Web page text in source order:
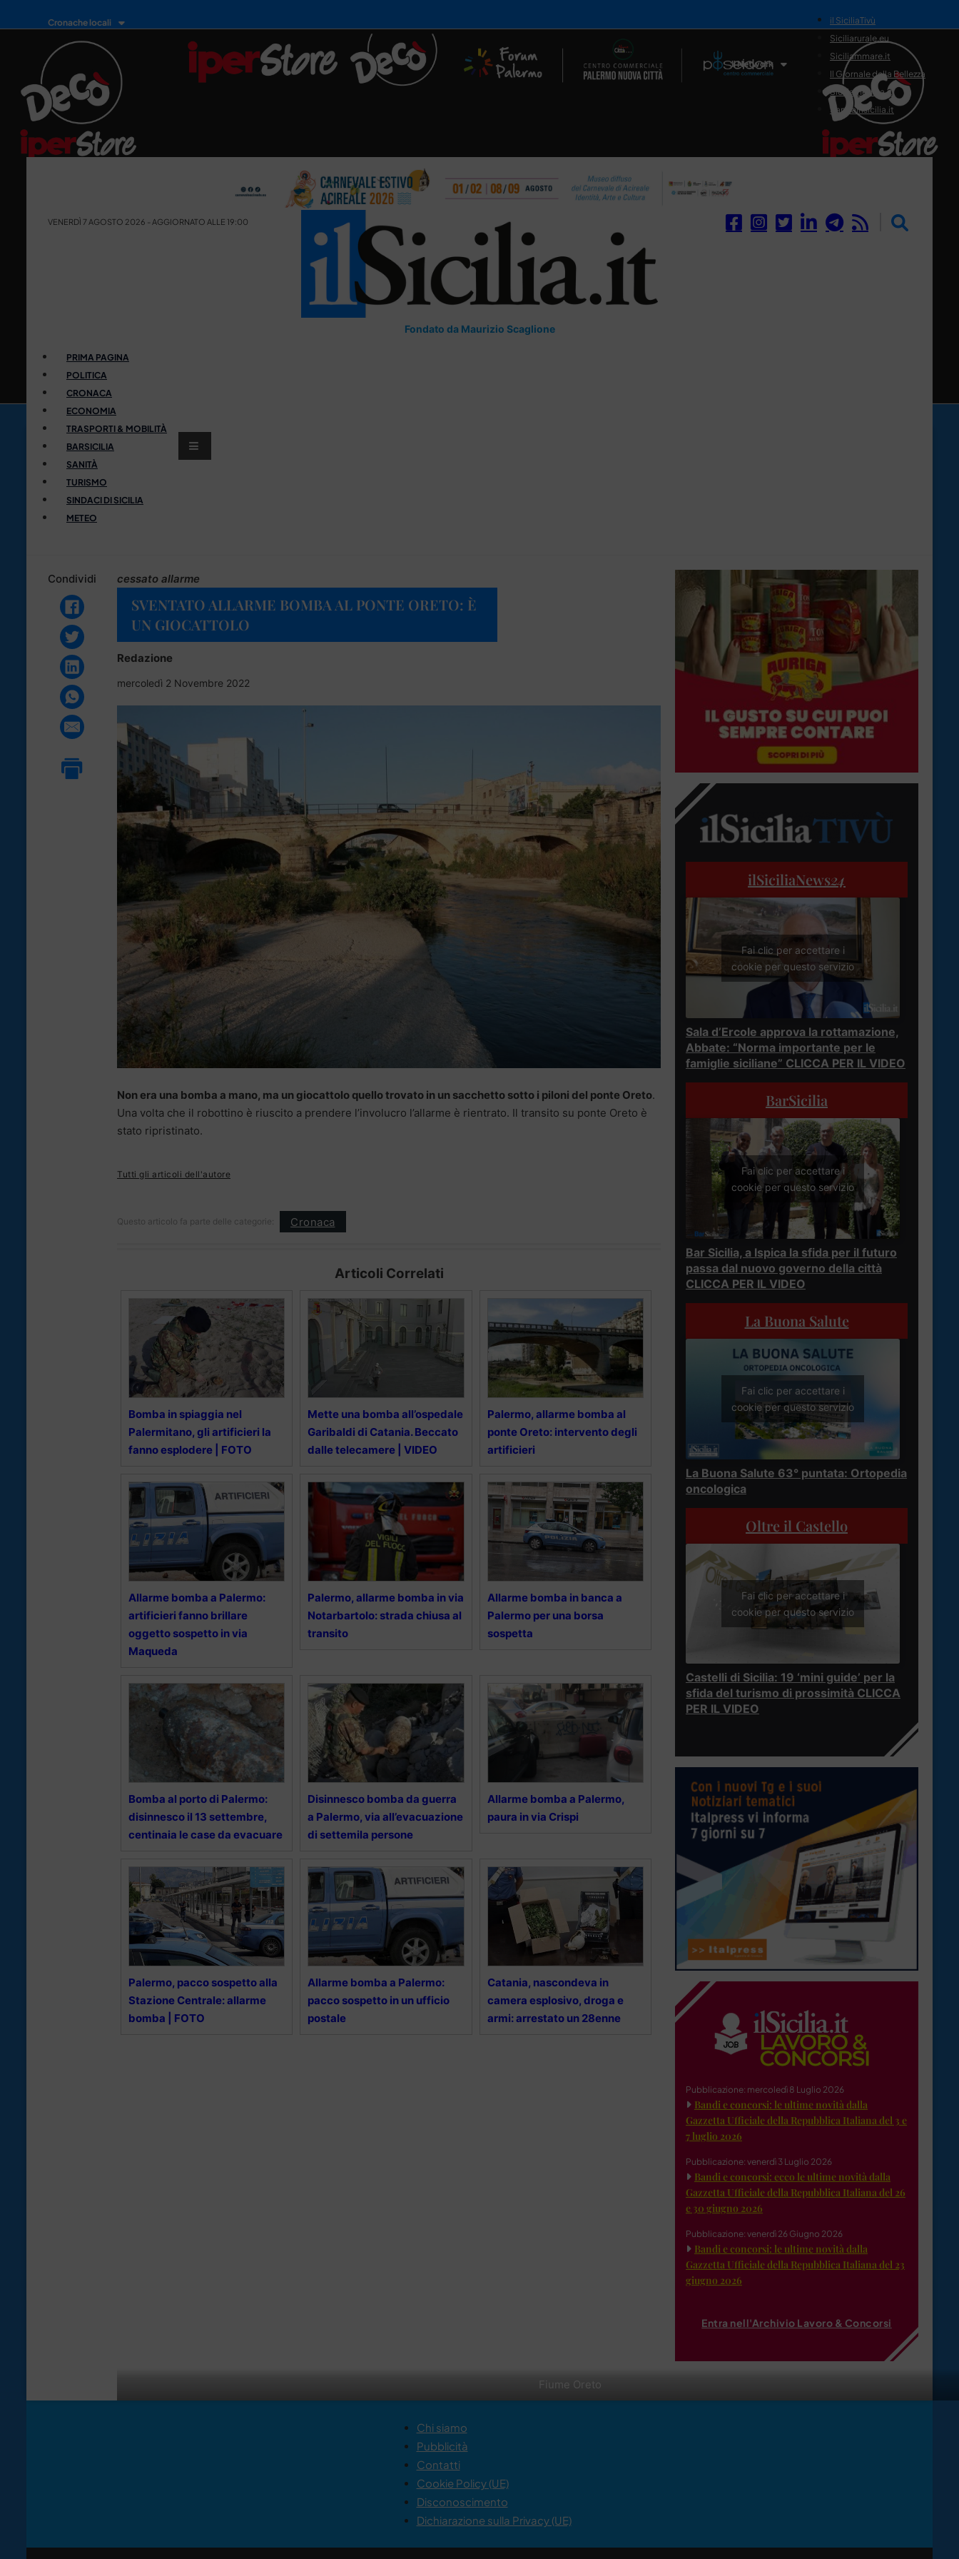
Cronache locali
Il Network
il SiciliaTivù
Siciliarurale.eu
Siciliammare.it
Il Giornale della Bellezza
Siciliamedica.it
Sanitainsicilia.it
VENERDÌ 7 AGOSTO 2026 - AGGIORNATO ALLE 19:00
Fondato da Maurizio Scaglione
PRIMA PAGINA
POLITICA
CRONACA
ECONOMIA
TRASPORTI & MOBILITÀ
BARSICILIA
SANITÀ
TURISMO
SINDACI DI SICILIA
METEO
Condividi cessato allarme
SVENTATO ALLARME BOMBA AL PONTE ORETO: È
UN GIOCATTOLO
Redazione
mercoledì 2 Novembre 2022
Fiume Oreto
Non era una bomba a mano, ma un giocattolo quello trovato in un sacchetto sotto i piloni del ponte Oreto.
Una volta che il robottino è riuscito a prendere l’involucro l’allarme è rientrato. Il transito su ponte Oreto è
stato ripristinato.
Tutti gli articoli dell'autore
Questo articolo fa parte delle categorie: Cronaca
Articoli Correlati
Bomba in spiaggia nel
Palermitano, gli artificieri la
fanno esplodere | FOTO
Mette una bomba all’ospedale
Garibaldi di Catania. Beccato
dalle telecamere | VIDEO
Palermo, allarme bomba al
ponte Oreto: intervento degli
artificieri
Allarme bomba a Palermo:
artificieri fanno brillare
oggetto sospetto in via
Maqueda
Palermo, allarme bomba in via
Notarbartolo: strada chiusa al
transito
Allarme bomba in banca a
Palermo per una borsa
sospetta
Bomba al porto di Palermo:
disinnesco il 13 settembre,
centinaia le case da evacuare
Disinnesco bomba da guerra
a Palermo, via all’evacuazione
di settemila persone
Allarme bomba a Palermo,
paura in via Crispi
Palermo, pacco sospetto alla
Stazione Centrale: allarme
bomba | FOTO
Allarme bomba a Palermo:
pacco sospetto in un ufficio
postale
Catania, nascondeva in
camera esplosivo, droga e
armi: arrestato un 28enne
ilSiciliaNews24
Fai clic per accettare i
cookie per questo servizio
Sala d’Ercole approva la rottamazione,
Abbate: “Norma importante per le
famiglie siciliane” CLICCA PER IL VIDEO
BarSicilia
Fai clic per accettare i
cookie per questo servizio
Bar Sicilia, a Ispica la sfida per il futuro
passa dal nuovo governo della città
CLICCA PER IL VIDEO
La Buona Salute
Fai clic per accettare i
cookie per questo servizio
La Buona Salute 63° puntata: Ortopedia
oncologica
Oltre il Castello
Fai clic per accettare i
cookie per questo servizio
Castelli di Sicilia: 19 ‘mini guide’ per la
sfida del turismo di prossimità CLICCA
PER IL VIDEO
Pubblicazione: mercoledì 8 Luglio 2026
Bandi e concorsi: le ultime novità dalla
Gazzetta Ufficiale della Repubblica Italiana del 3 e
7 luglio 2026
Pubblicazione: venerdì 3 Luglio 2026
Bandi e concorsi: ecco le ultime novità dalla
Gazzetta Ufficiale della Repubblica Italiana del 26
e 30 giugno 2026
Pubblicazione: venerdì 26 Giugno 2026
Bandi e concorsi: le ultime novità dalla
Gazzetta Ufficiale della Repubblica Italiana del 23
giugno 2026
Entra nell'Archivio Lavoro & Concorsi
Chi siamo
Pubblicità
Contatti
Cookie Policy (UE)
Disconoscimento
Dichiarazione sulla Privacy (UE)